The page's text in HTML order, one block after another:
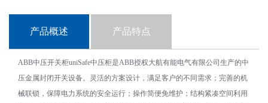
产品概述 产品特点
ABB中压开关柜uniSafe中压柜是ABB授权大航有能电气有限公司生产的中
压金属封闭开关设备。灵活的方案设计，满足客户的不同需求；完善的机
械联锁，保障电力系统的安全运行；操作简便免维护；结构紧凑空间利用